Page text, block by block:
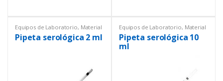
Equipos de Laboratorio, Material
de vidrio PYREX®
volumétrico,Pipetas serológicas
Pipetas Serológicas
Pipeta serológica 2 ml
Equipos de Laboratorio, Material
de vidrio PYREX®
volumétrico,Pipetas Serológicas
Pipetas serológicas
Pipeta serológica 10
ml